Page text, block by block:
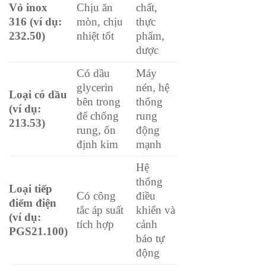
Vỏ inox
316 (ví dụ:
232.50)
Chịu ăn
mòn, chịu
nhiệt tốt
chất,
thực
phẩm,
dược
Loại có dầu
(ví dụ:
213.53)
Có dầu
glycerin
bên trong
để chống
rung, ổn
định kim
Máy
nén, hệ
thống
rung
động
mạnh
Loại tiếp
điểm điện
(ví dụ:
PGS21.100)
Có công
tắc áp suất
tích hợp
Hệ
thống
điều
khiển và
cảnh
báo tự
động